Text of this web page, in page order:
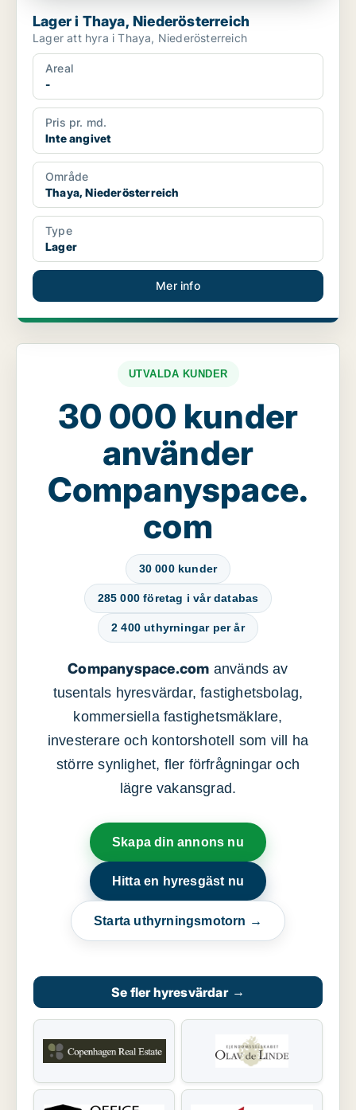
Lager i Thaya, Niederösterreich
Lager att hyra i Thaya, Niederösterreich
Areal
-
Pris pr. md.
Inte angivet
Område
Thaya, Niederösterreich
Type
Lager
Mer info
UTVALDA KUNDER
30 000 kunder
använder
Companyspace.
com
30 000 kunder
285 000 företag i vår databas
2 400 uthyrningar per år
Companyspace.com används av
tusentals hyresvärdar, fastighetsbolag,
kommersiella fastighetsmäklare,
investerare och kontorshotell som vill ha
större synlighet, fler förfrågningar och
lägre vakansgrad.
Skapa din annons nu
Hitta en hyresgäst nu
Starta uthyrningsmotorn →
Se fler hyresvärdar →